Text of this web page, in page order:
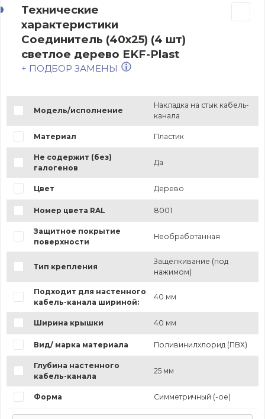
Технические
характеристики
Соединитель (40х25) (4 шт)
светлое дерево EKF-Plast
+ ПОДБОР ЗАМЕНЫ
Модель/исполнение
Накладка на стык кабель-
канала
Материал Пластик
Не содержит (без)
галогенов
Да
Цвет Дерево
Номер цвета RAL 8001
Защитное покрытие
поверхности
Необработанная
Тип крепления
Защёлкивание (под
нажимом)
Подходит для настенного
кабель-канала шириной:
40 мм
Ширина крышки 40 мм
Вид/ марка материала Поливинилхлорид (ПВХ)
Глубина настенного
кабель-канала
25 мм
Форма Симметричный (-ое)